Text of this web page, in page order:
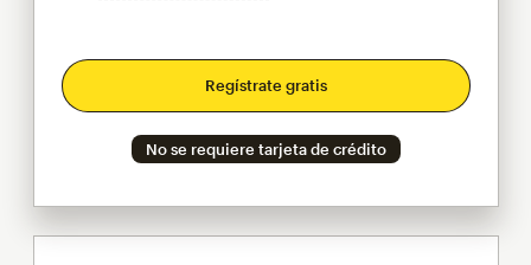
Regístrate gratis
No se requiere tarjeta de crédito